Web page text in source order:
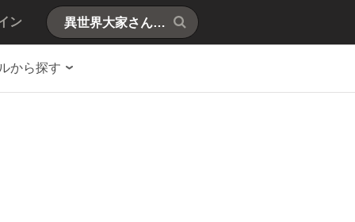
ン
から探す